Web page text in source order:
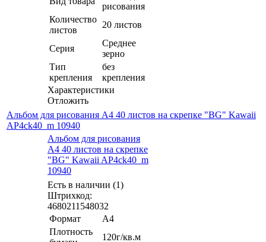
рисования
Количество
листов
20 листов
Серия
Среднее
зерно
Тип
крепления
без
крепления
Характеристики
Отложить
Альбом для рисования А4 40 листов на скрепке "BG" Kawaii
AP4ck40_m 10940
Альбом для рисования
А4 40 листов на скрепке
"BG" Kawaii AP4ck40_m
10940
Есть в наличии (1)
Штрихкод:
4680211548032
Формат
А4
Плотность
120г/кв.м